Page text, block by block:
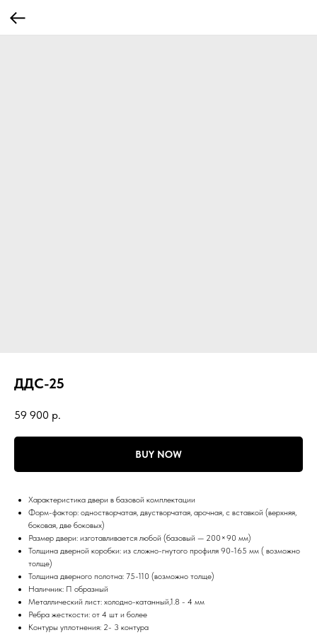
ДДС-25
59 900 р.
BUY NOW
Характеристика двери в базовой комплектации
Форм-фактор: одностворчатая, двустворчатая, арочная, с вставкой (верхняя,
боковая, две боковых)
Размер двери: изготавливается любой (базовый — 200×90 мм)
Толщина дверной коробки: из сложно-гнутого профиля 90-165 мм ( возможно
толще)
Толщина дверного полотна: 75-110 (возможно толще)
Наличник: П образный
Металлический лист: холодно-катанный,1.8 - 4 мм
Ребра жесткости: от 4 шт и более
Контуры уплотнения: 2- 3 контура